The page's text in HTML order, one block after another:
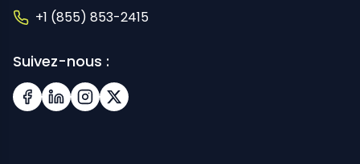
+1 (855) 853-2415
Suivez-nous :
Facebook
LinkedInInstagramX (Twitter)